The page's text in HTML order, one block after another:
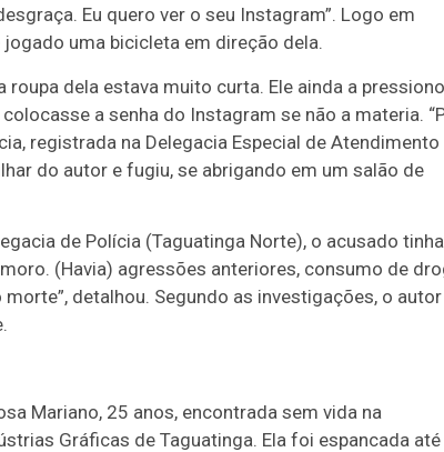
Eu quero ver o seu Instagram”. Logo em
uma bicicleta em direção dela.
dela estava muito curta. Ele ainda a
a senha do Instagram se não a materia.
registrada na Delegacia Especial de Atendimento
do autor e fugiu, se abrigando em um salão de
de Polícia (Taguatinga Norte), o acusado tinha
(Havia) agressões anteriores, consumo de
detalhou. Segundo as investigações, o
Mariano, 25 anos, encontrada sem vida na
Gráficas de Taguatinga. Ela foi espancada até